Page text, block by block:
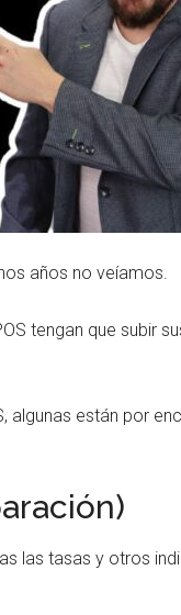
años no veíamos.
tengan que subir
algunas están por
las tasas y otros